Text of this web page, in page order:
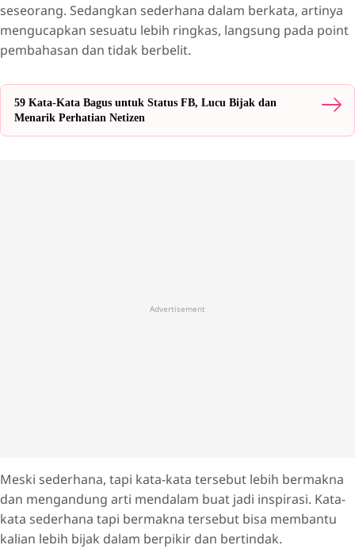
seseorang. Sedangkan sederhana dalam berkata, artinya
mengucapkan sesuatu lebih ringkas, langsung pada point
pembahasan dan tidak berbelit.
59 Kata-Kata Bagus untuk Status FB, Lucu Bijak dan
Menarik Perhatian Netizen
Advertisement
Meski sederhana, tapi kata-kata tersebut lebih bermakna
dan mengandung arti mendalam buat jadi inspirasi. Kata-
kata sederhana tapi bermakna tersebut bisa membantu
kalian lebih bijak dalam berpikir dan bertindak.